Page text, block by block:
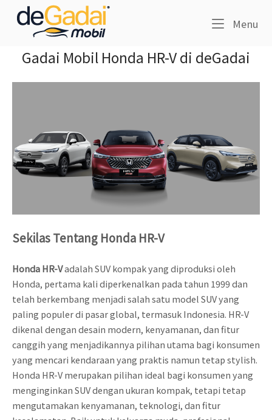
content
Home
Menu
Gadai Mobil Honda HR-V di deGadai
Sekilas Tentang Honda HR-V
Honda HR-Vadalah SUV kompak yang diproduksi oleh
Honda, pertama kali diperkenalkan pada tahun 1999 dan
telah berkembang menjadi salah satu model SUV yang
paling populer di pasar global, termasuk Indonesia. HR-V
dikenal dengan desain modern, kenyamanan, dan fitur
canggih yang menjadikannya pilihan utama bagi konsumen
yang mencari kendaraan yang praktis namun tetap stylish.
Honda HR-V merupakan pilihan ideal bagi konsumen yang
menginginkan SUV dengan ukuran kompak, tetapi tetap
mengutamakan kenyamanan, teknologi, dan fitur